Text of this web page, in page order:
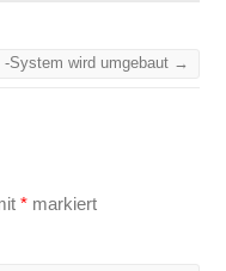
-System wird umgebaut →
* markiert